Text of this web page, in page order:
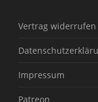
Vertrag widerrufen
Impressum
Patreon